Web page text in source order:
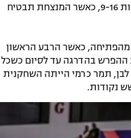
גיל 16, ותפגוש מחר בשעה 20:30 את פינלנד למשחק על המקומות 9-16, כאשר המנצחת תבטיח
מהפתיחה, כאשר הרבע הראשון
את ההפרש בהדרגה עד לסיום כשכל
לבן, תמר כרמי הייתה השחקנית